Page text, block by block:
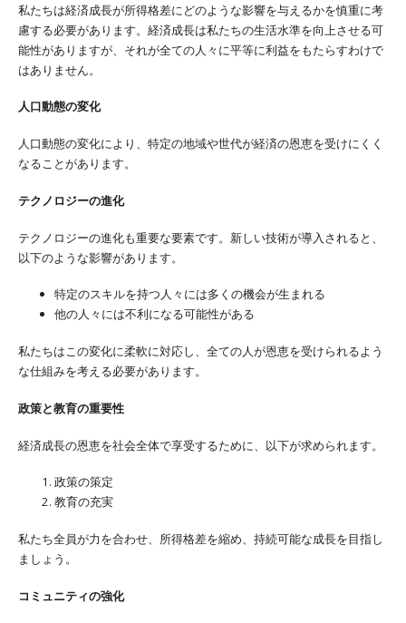
私たちは経済成長が所得格差にどのような影響を与えるかを慎重に考
慮する必要があります。経済成長は私たちの生活水準を向上させる可
能性がありますが、それが全ての人々に平等に利益をもたらすわけで
はありません。
人口動態の変化
人口動態の変化により、特定の地域や世代が経済の恩恵を受けにくく
なることがあります。
テクノロジーの進化
テクノロジーの進化も重要な要素です。新しい技術が導入されると、
以下のような影響があります。
特定のスキルを持つ人々には多くの機会が生まれる
他の人々には不利になる可能性がある
私たちはこの変化に柔軟に対応し、全ての人が恩恵を受けられるよう
な仕組みを考える必要があります。
政策と教育の重要性
経済成長の恩恵を社会全体で享受するために、以下が求められます。
政策の策定
教育の充実
私たち全員が力を合わせ、所得格差を縮め、持続可能な成長を目指し
ましょう。
コミュニティの強化